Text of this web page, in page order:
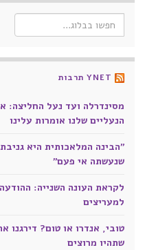
Search for:
YNET תרבות
מסינדרלה ועד נעל החליצה:
הנעליים שלנו אומרות עלינו
"הבינה המלאכותית היא גניבת
שנעשתה אי פעם"
לקראת העונה השנייה:
למעריצים
טובי, אנדרו או טום? דירגנו
שתהיו מרוצים